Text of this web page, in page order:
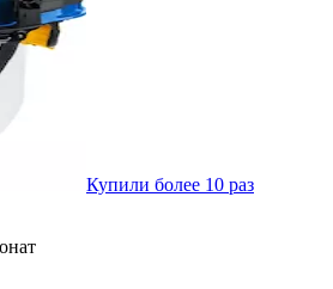
Купили более 10 раз